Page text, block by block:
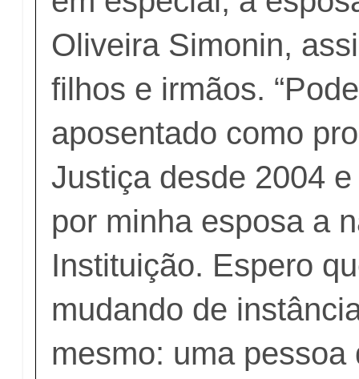
Oliveira Simonin,
filhos e irmãos.
aposentado como
Justiça desde 2004
por minha esposa a
Instituição. Espero
mudando de
mesmo: uma pessoa